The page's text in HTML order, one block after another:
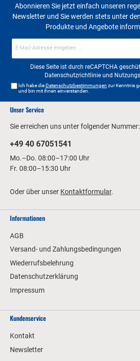
Abonnieren Sie jetzt einfach unseren
Newsletter und Sie werden stets unter
Produkte und Angebote
Diese Seite ist durch reCAPTCHA
Datenschutzrichtlinie und
Ich habe dieDatenschutzbestimmungen zur Kenntnis
und bin mit ihnen einverstanden.
Unser Service
Sie erreichen uns unter folgender Nummer:
+49 40 67051541
Mo.–Do. 08:00–17:00 Uhr
Fr. 08:00–15:30 Uhr
Oder über unser Kontaktformular.
Informationen
AGB
Versand- und Zahlungsbedingungen
Wiederrufsbelehrung
Datenschutzerklärung
Impressum
Kundenservice
Kontakt
Newsletter